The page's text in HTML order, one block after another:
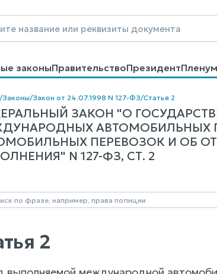
законыПравительствоПрезидент
Образцы договоровКонтактыПомощь
/Законы/Закон от 24.07.1998 N 127-ФЗ/Статья 2
ЗАКОН "О
АВТОМОБИЛЬНЫХ
ПЕРЕВОЗОК И ОБ
N 127-ФЗ, СТ. 2
2